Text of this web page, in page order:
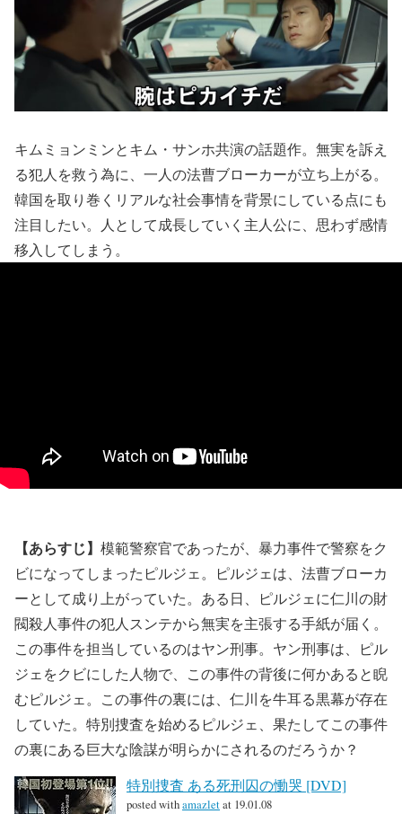
キムミョンミンとキム・サンホ共演の話題作。無実を訴え
る犯人を救う為に、一人の法曹ブローカーが立ち上がる。
韓国を取り巻くリアルな社会事情を背景にしている点にも
注目したい。人として成長していく主人公に、思わず感情
移入してしまう。
【あらすじ】 模範警察官であったが、暴力事件で警察をク
ビになってしまったピルジェ。ピルジェは、法曹ブローカ
ーとして成り上がっていた。ある日、ピルジェに仁川の財
閥殺人事件の犯人スンテから無実を主張する手紙が届く。
この事件を担当しているのはヤン刑事。ヤン刑事は、ピル
ジェをクビにした人物で、この事件の背後に何かあると睨
むピルジェ。この事件の裏には、仁川を牛耳る黒幕が存在
していた。特別捜査を始めるピルジェ、果たしてこの事件
の裏にある巨大な陰謀が明らかにされるのだろうか？
特別捜査 ある死刑囚の慟哭 [DVD]
posted withamazletat 19.01.08